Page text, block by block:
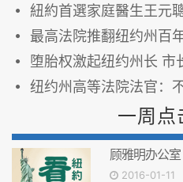
紐約首選家庭醫生王元
最高法院推翻纽约州百
堕胎权激起纽约州长 市
纽约州高等法院法官：
一周点
顾雅明办公
2016-01-11